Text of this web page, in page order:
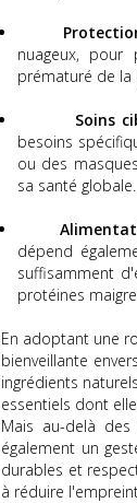
nuageux, pour
prématuré de la
Soins
besoins
ou des
sa santé globale.
dépend
suffisamment
protéines
En adoptant une
bienveillante
ingrédients
essentiels dont
Mais au-delà
également un
durables et
à réduire